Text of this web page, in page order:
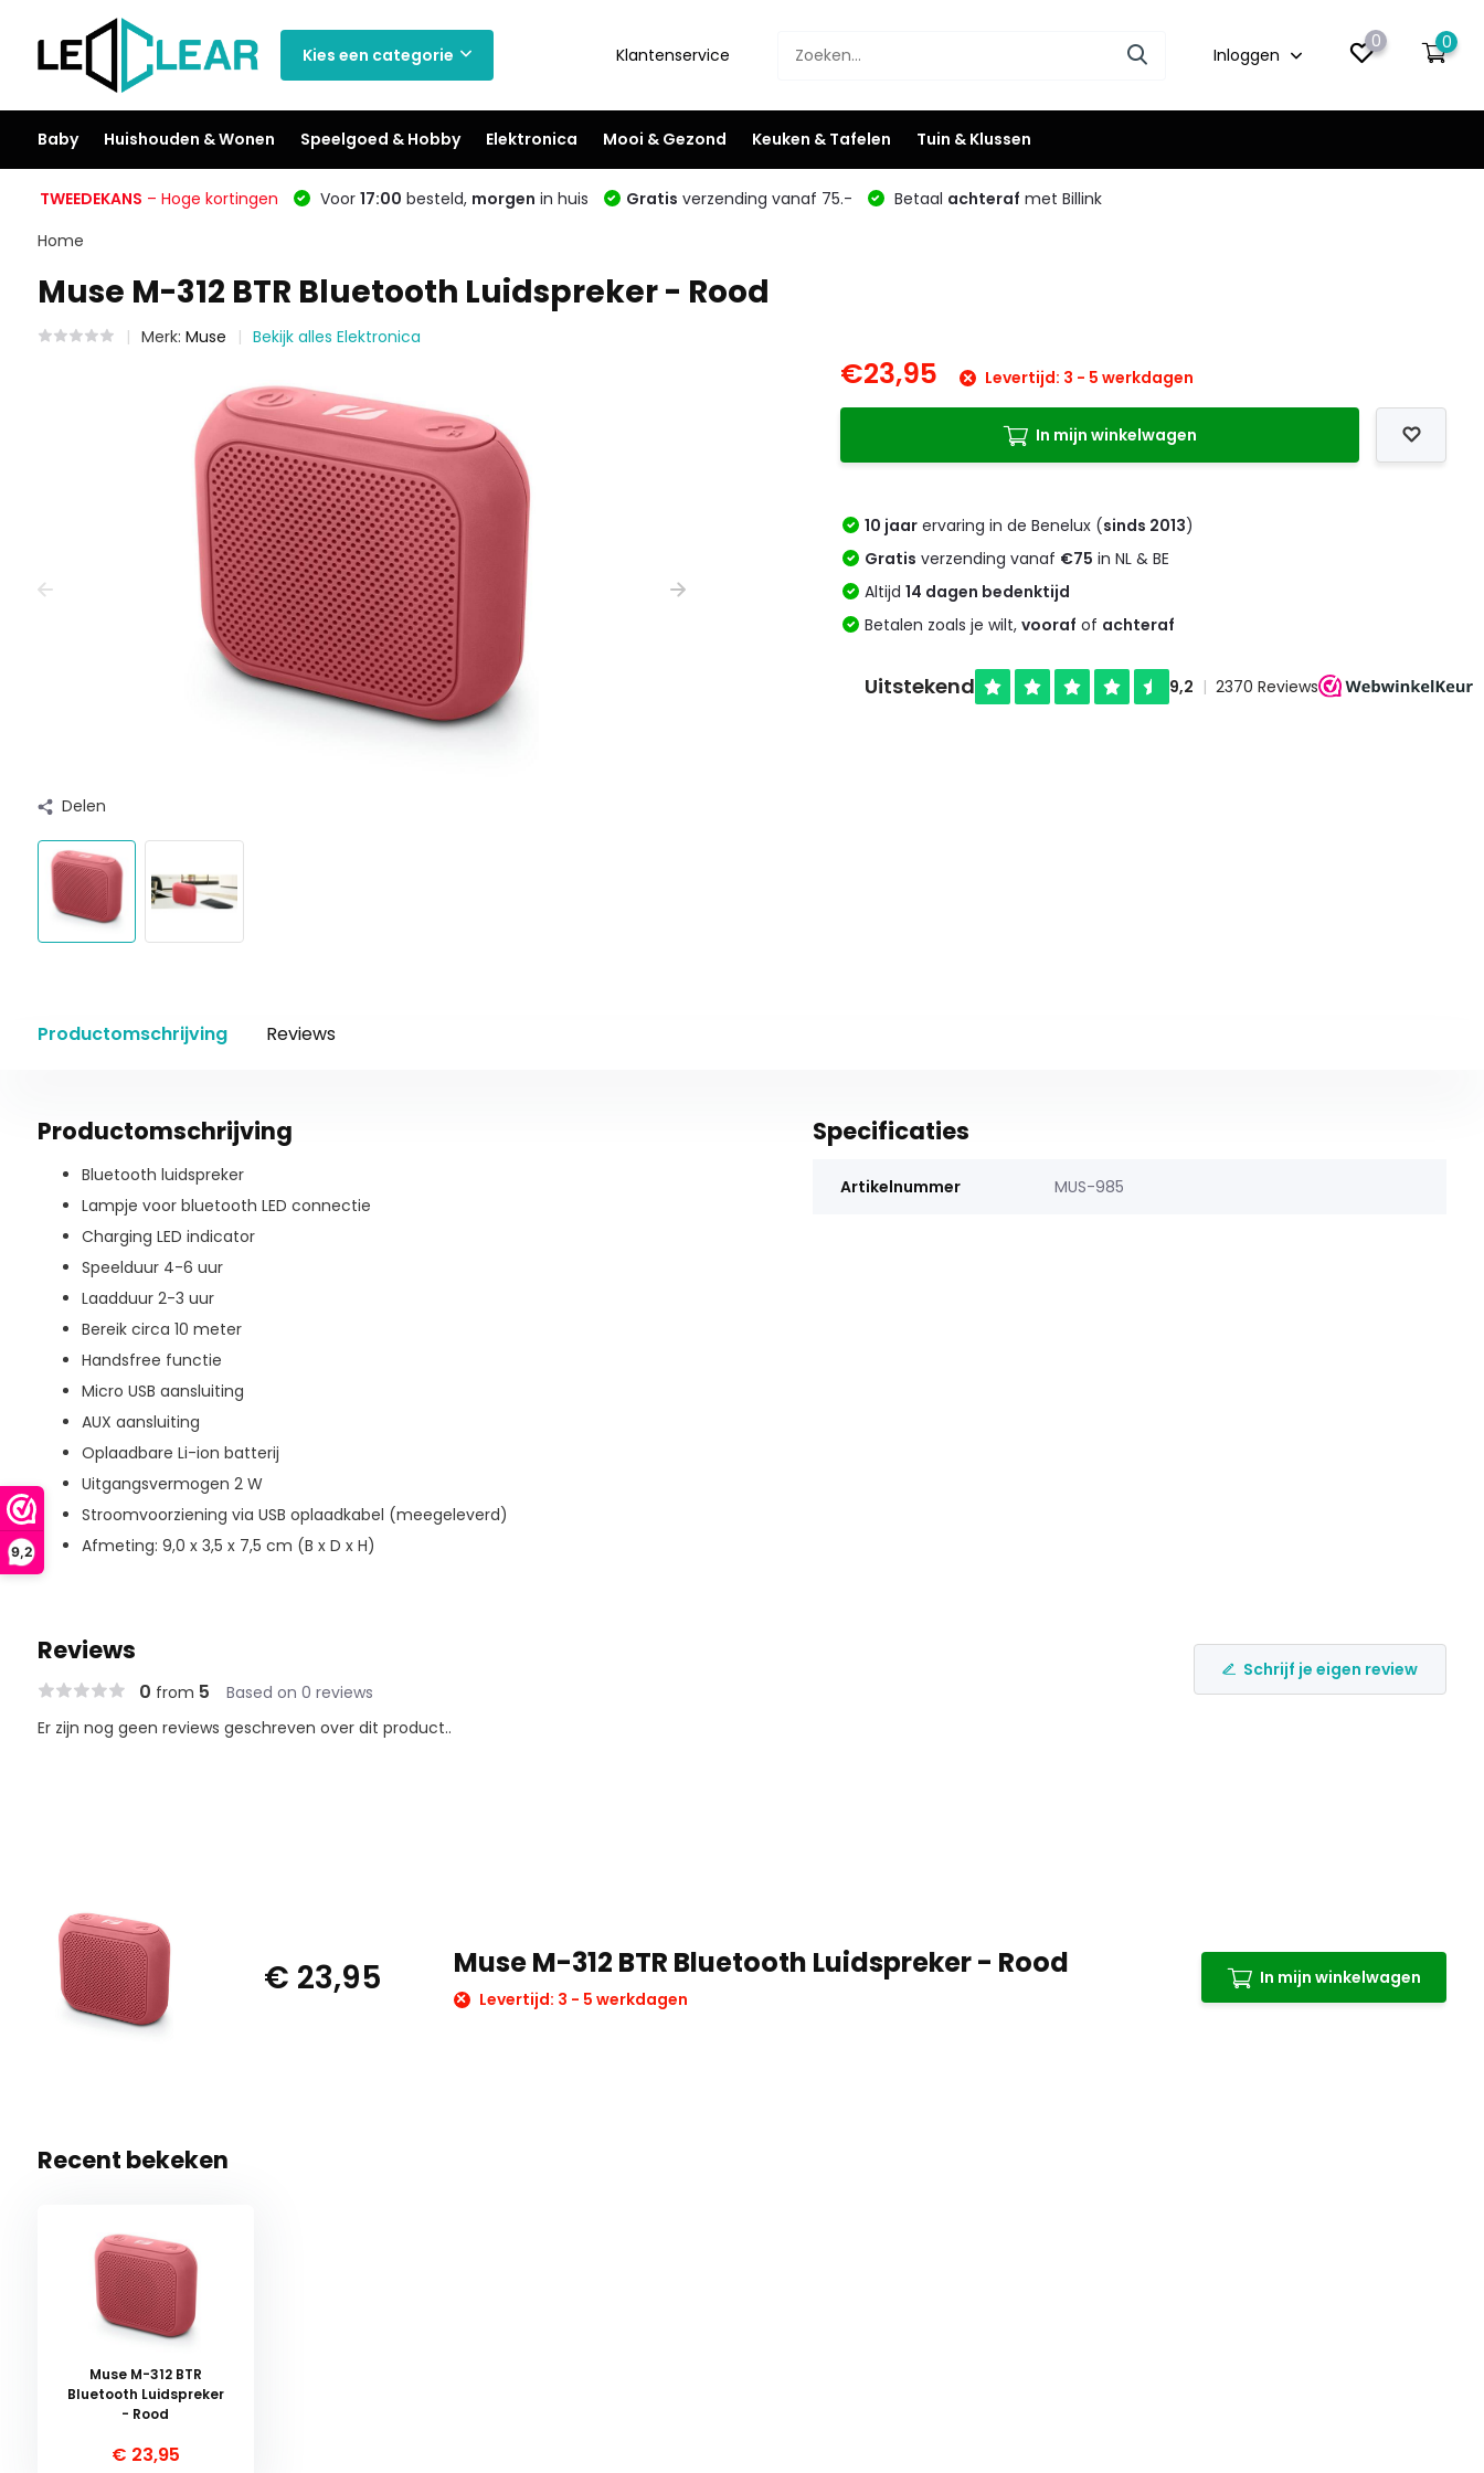
9,2
Kies een categorie Klantenservice Inloggen
0 0
Baby Huishouden & Wonen Speelgoed & Hobby Elektronica Mooi & Gezond Keuken & Tafelen Tuin & Klussen
TWEEDEKANS – Hoge kortingen Voor 17:00 besteld, morgen in huis Gratis verzending vanaf 75.- Betaal achteraf met Billink
Home
Muse M-312 BTR Bluetooth Luidspreker - Rood
Merk: Muse Bekijk alles Elektronica
Delen
€23,95 Levertijd: 3 - 5 werkdagen
In mijn winkelwagen
10 jaar ervaring in de Benelux (sinds 2013)
Gratis verzending vanaf €75 in NL & BE
Altijd14 dagen bedenktijd
Betalen zoals je wilt,vooraf of achteraf
Productomschrijving Reviews
Productomschrijving
Bluetooth luidspreker
Lampje voor bluetooth LED connectie
Charging LED indicator
Speelduur 4-6 uur
Laadduur 2-3 uur
Bereik circa 10 meter
Handsfree functie
Micro USB aansluiting
AUX aansluiting
Oplaadbare Li-ion batterij
Uitgangsvermogen 2 W
Stroomvoorziening via USB oplaadkabel (meegeleverd)
Afmeting: 9,0 x 3,5 x 7,5 cm (B x D x H)
Specificaties
Artikelnummer MUS-985
Reviews
0 from 5 Based on 0 reviews
Schrijf je eigen review
Er zijn nog geen reviews geschreven over dit product..
€ 23,95 Muse M-312 BTR Bluetooth Luidspreker - Rood
Levertijd: 3 - 5 werkdagen
In mijn winkelwagen
Recent bekeken
Muse M-312 BTR
Bluetooth Luidspreker
- Rood
€ 23,95